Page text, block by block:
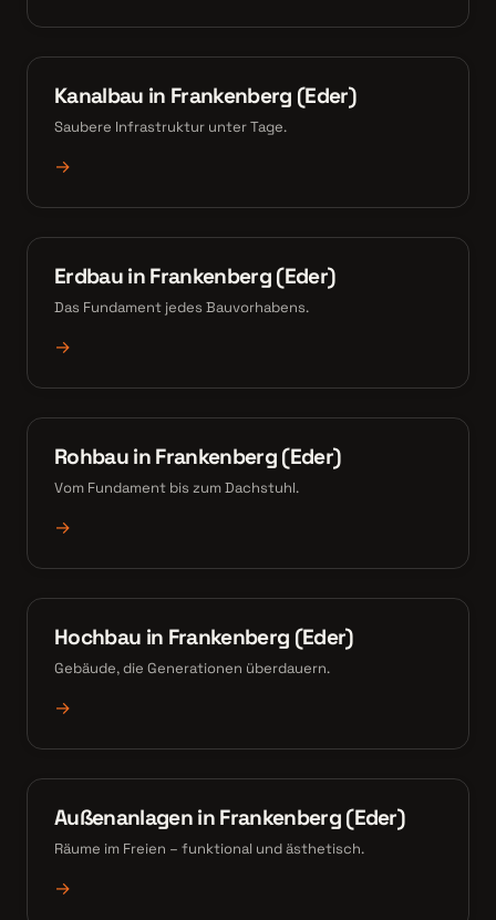
Kanalbau in Frankenberg (Eder)
Saubere Infrastruktur unter Tage.
→
Erdbau in Frankenberg (Eder)
Das Fundament jedes Bauvorhabens.
→
Rohbau in Frankenberg (Eder)
Vom Fundament bis zum Dachstuhl.
→
Hochbau in Frankenberg (Eder)
Gebäude, die Generationen überdauern.
→
Außenanlagen in Frankenberg (Eder)
Räume im Freien – funktional und ästhetisch.
→